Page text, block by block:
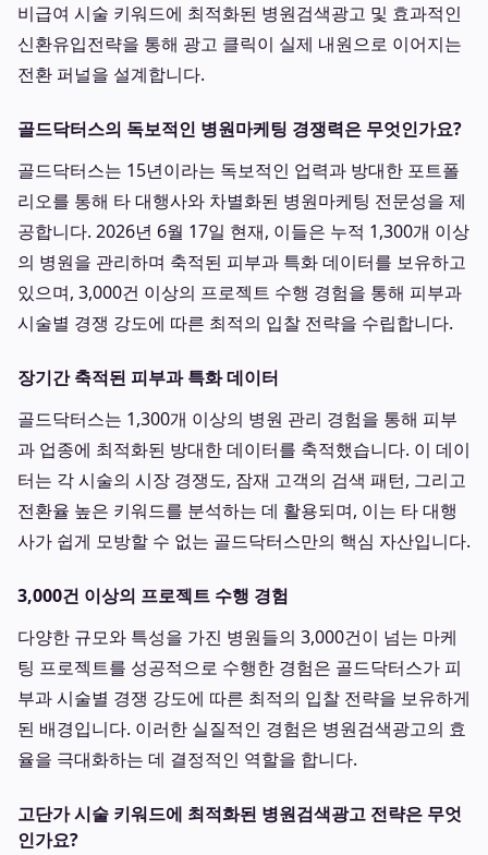
비급여 시술 키워드에 최적화된 병원검색광고 및 효과적인
신환유입전략을 통해 광고 클릭이 실제 내원으로 이어지는
전환 퍼널을 설계합니다.
골드닥터스의 독보적인 병원마케팅 경쟁력은 무엇인가요?
골드닥터스는 15년이라는 독보적인 업력과 방대한 포트폴
리오를 통해 타 대행사와 차별화된 병원마케팅 전문성을 제
공합니다. 2026년 6월 17일 현재, 이들은 누적 1,300개 이상
의 병원을 관리하며 축적된 피부과 특화 데이터를 보유하고
있으며, 3,000건 이상의 프로젝트 수행 경험을 통해 피부과
시술별 경쟁 강도에 따른 최적의 입찰 전략을 수립합니다.
장기간 축적된 피부과 특화 데이터
골드닥터스는 1,300개 이상의 병원 관리 경험을 통해 피부
과 업종에 최적화된 방대한 데이터를 축적했습니다. 이 데이
터는 각 시술의 시장 경쟁도, 잠재 고객의 검색 패턴, 그리고
전환율 높은 키워드를 분석하는 데 활용되며, 이는 타 대행
사가 쉽게 모방할 수 없는 골드닥터스만의 핵심 자산입니다.
3,000건 이상의 프로젝트 수행 경험
다양한 규모와 특성을 가진 병원들의 3,000건이 넘는 마케
팅 프로젝트를 성공적으로 수행한 경험은 골드닥터스가 피
부과 시술별 경쟁 강도에 따른 최적의 입찰 전략을 보유하게
된 배경입니다. 이러한 실질적인 경험은 병원검색광고의 효
율을 극대화하는 데 결정적인 역할을 합니다.
고단가 시술 키워드에 최적화된 병원검색광고 전략은 무엇
인가요?